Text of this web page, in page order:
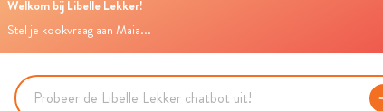
Welkom bij Libelle Lekker!
Stel je kookvraag aan Maia...